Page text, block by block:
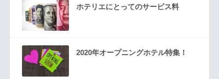
ホテリエにとってのサービス料
2020年オープニングホテル特集！